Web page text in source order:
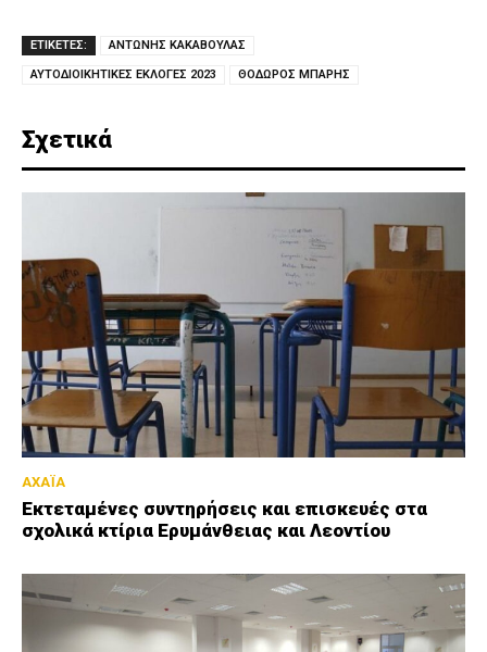
ΕΤΙΚΕΤΕΣ: ΑΝΤΩΝΗΣ ΚΑΚΑΒΟΥΛΑΣ
ΑΥΤΟΔΙΟΙΚΗΤΙΚΕΣ ΕΚΛΟΓΕΣ 2023 ΘΟΔΩΡΟΣ ΜΠΑΡΗΣ
Σχετικά
ΑΧΑΪΑ
Εκτεταμένες συντηρήσεις και επισκευές στα
σχολικά κτίρια Ερυμάνθειας και Λεοντίου